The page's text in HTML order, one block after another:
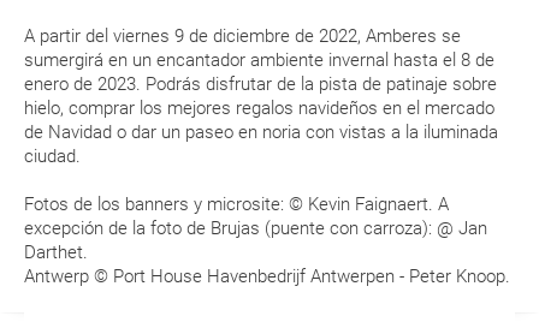
A partir del viernes 9 de diciembre de 2022, Amberes se
sumergirá en un encantador ambiente invernal hasta el 8 de
enero de 2023. Podrás disfrutar de la pista de patinaje sobre
hielo, comprar los mejores regalos navideños en el mercado
de Navidad o dar un paseo en noria con vistas a la iluminada
ciudad.
Fotos de los banners y microsite: © Kevin Faignaert. A
excepción de la foto de Brujas (puente con carroza): @ Jan
Darthet.
Antwerp © Port House Havenbedrijf Antwerpen - Peter Knoop.
¿Con cuánta antelación tengo que estar en el
aeropuerto?
RESERVAR ¿Cómo puedo reservar un viaje de
paquete vacacional en la página web?
Al realizar la reserva, uno de los servicios ha
quedado de pendiente de confirmación ¿Cómo
sabré si se confirma el viaje?